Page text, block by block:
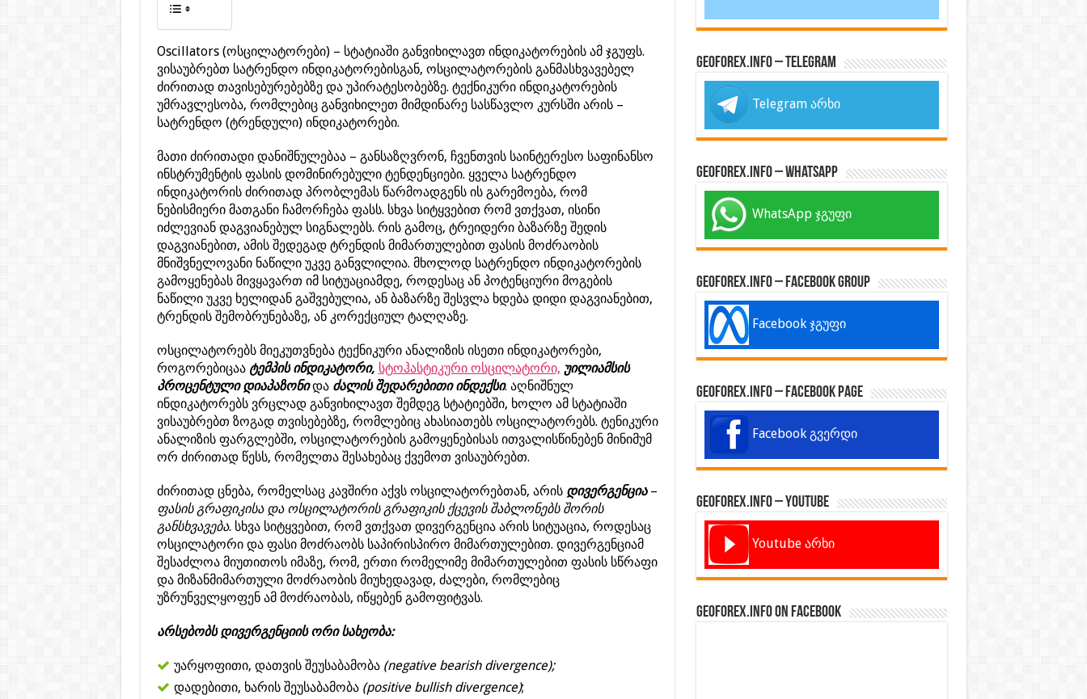
Oscillators (ოსცილატორები) – სტატიაში განვიხილავთ ინდიკატორების ამ ჯგუფს.
ვისაუბრებთ სატრენდო ინდიკატორებისგან, ოსცილატორების განმასხვავებელ
ძირითად თავისებურებებზე და უპირატესობებზე. ტექნიკური ინდიკატორების
უმრავლესობა, რომლებიც განვიხილეთ მიმდინარე სასწავლო კურსში არის –
სატრენდო (ტრენდული) ინდიკატორები.
მათი ძირითადი დანიშნულებაა – განსაზღვრონ, ჩვენთვის საინტერესო საფინანსო
ინსტრუმენტის ფასის დომინირებული ტენდენციები. ყველა სატრენდო
ინდიკატორის ძირითად პრობლემას წარმოადგენს ის გარემოება, რომ
ნებისმიერი მათგანი ჩამორჩება ფასს. სხვა სიტყვებით რომ ვთქვათ, ისინი
იძლევიან დაგვიანებულ სიგნალებს. რის გამოც, ტრეიდერი ბაზარზე შედის
დაგვიანებით, ამის შედეგად ტრენდის მიმართულებით ფასის მოძრაობის
მნიშვნელოვანი ნაწილი უკვე განვლილია. მხოლოდ სატრენდო ინდიკატორების
გამოყენებას მივყავართ იმ სიტუაციამდე, როდესაც ან პოტენციური მოგების
ნაწილი უკვე ხელიდან გაშვებულია, ან ბაზარზე შესვლა ხდება დიდი დაგვიანებით,
ტრენდის შემობრუნებაზე, ან კორექციულ ტალღაზე.
ოსცილატორებს მიეკუთვნება ტექნიკური ანალიზის ისეთი ინდიკატორები,
როგორებიცაა ტემპის ინდიკატორი, სტოჰასტიკური ოსცილატორი, უილიამსის
პროცენტული დიაპაზონიდა ძალის შედარებითი ინდექსი. აღნიშნულ
ინდიკატორებს ვრცლად განვიხილავთ შემდეგ სტატიებში, ხოლო ამ სტატიაში
ვისაუბრებთ ზოგად თვისებებზე, რომლებიც ახასიათებს ოსცილატორებს. ტენიკური
ანალიზის ფარგლებში, ოსცილატორების გამოყენებისას ითვალისწინებენ მინიმუმ
ორ ძირითად წესს, რომელთა შესახებაც ქვემოთ ვისაუბრებთ.
ძირითად ცნება, რომელსაც კავშირი აქვს ოსცილატორებთან, არის დივერგენცია –
ფასის გრაფიკისა და ოსცილატორის გრაფიკის ქცევის შაბლონებს შორის
განსხვავება. სხვა სიტყვებით, რომ ვთქვათ დივერგენცია არის სიტუაცია, როდესაც
ოსცილატორი და ფასი მოძრაობს საპირისპირო მიმართულებით. დივერგენციამ
შესაძლოა მიუთითოს იმაზე, რომ, ერთი რომელიმე მიმართულებით ფასის სწრაფი
და მიზანმიმართული მოძრაობის მიუხედავად, ძალები, რომლებიც
უზრუნველყოფენ ამ მოძრაობას, იწყებენ გამოფიტვას.
არსებობს დივერგენციის ორი სახეობა:
უარყოფითი, დათვის შეუსაბამობა (negative bearish divergence);
დადებითი, ხარის შეუსაბამობა (positive bullish divergence);
GeoForex.info – Telegram
Telegram არხი
GeoForex.info – WhatsApp
WhatsApp ჯგუფი
GeoForex.info – Facebook Group
Facebook ჯგუფი
GeoForex.info – Facebook Page
Facebook გვერდი
GeoForex.info – Youtube
Youtube არხი
GeoForex.info on Facebook